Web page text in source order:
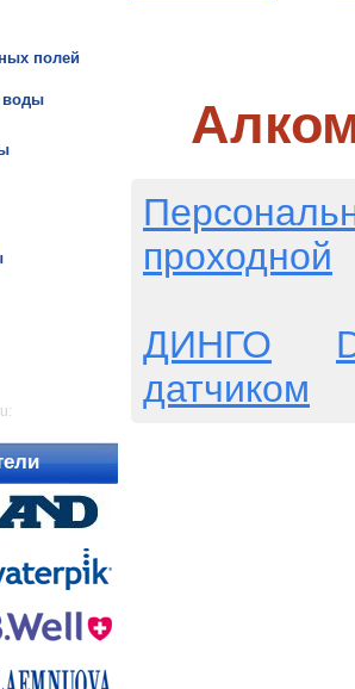
полей
воды
проходной
ДИНГО
датчиком